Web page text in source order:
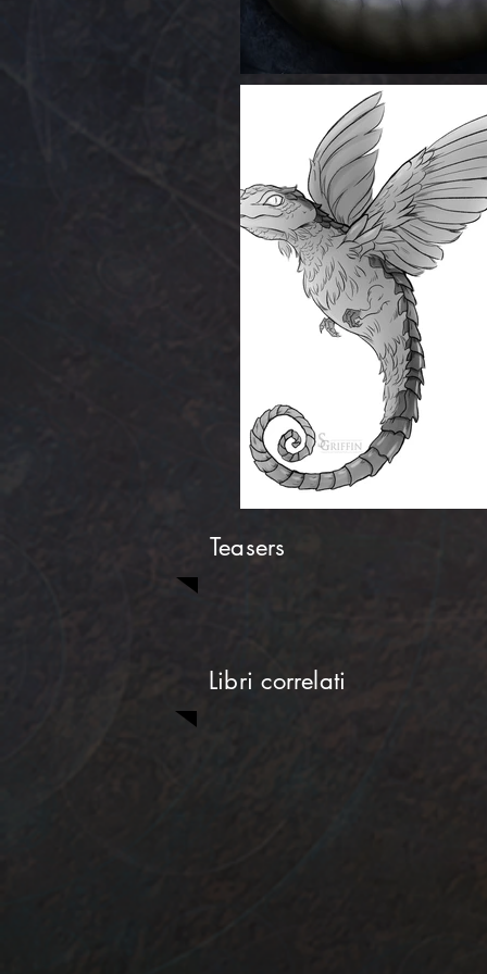
Teasers
Libri correlati